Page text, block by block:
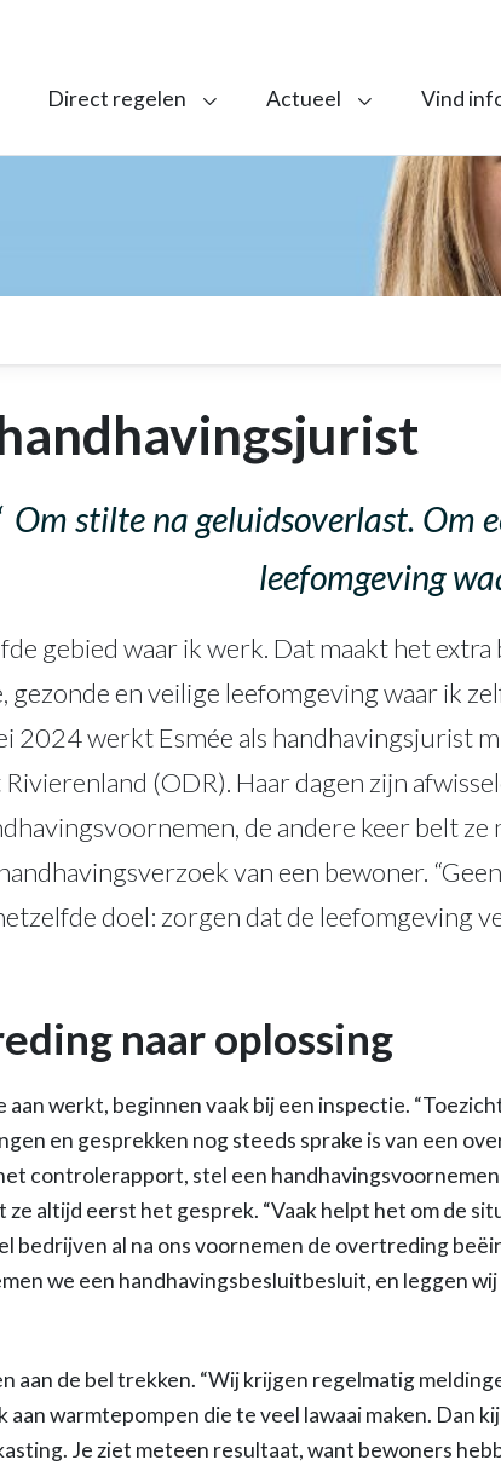
Direct regelen Actueel Vind
Om stilte na geluidsoverlast. Om
leefomgeving
gebied waar ik werk. Dat maakt het
gezonde en veilige leefomgeving waar ik
2024 werkt Esmée als handhavingsjurist
(ODR). Haar dagen zijn
de andere keer belt
van een bewoner.
doel: zorgen dat de leefomgeving
naar oplossing
aan werkt, beginnen vaak bij een inspectie.
en gesprekken nog steeds sprake is van een
controlerapport, stel een
ze altijd eerst het gesprek. “Vaak helpt het om de
bedrijven al na ons voornemen de overtreding
we een handhavingsbesluitbesluit, en leggen
aan de bel trekken. “Wij krijgen regelmatig
warmtepompen die te veel lawaai maken. Dan
Je ziet meteen resultaat, want bewoners